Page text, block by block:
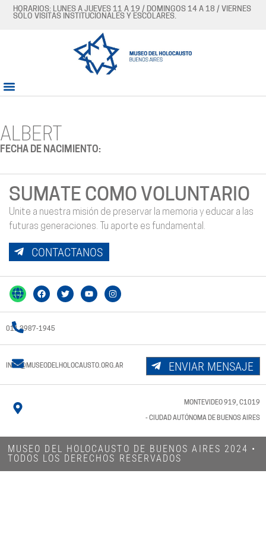
HORARIOS: LUNES A JUEVES 11 A 19 / DOMINGOS 14 A 18 / VIERNES
SÓLO VISITAS INSTITUCIONALES Y ESCOLARES.
ALBERT
FECHA DE NACIMIENTO:
SUMATE COMO VOLUNTARIO
Unite a nuestra misión de preservar la memoria y educar a las
futuras generaciones. Tu aporte es fundamental.
CONTACTANOS
011 3987-1945
INFO@MUSEODELHOLOCAUSTO.ORG.AR ENVIAR MENSAJE
MONTEVIDEO 919, C1019
- CIUDAD AUTÓNOMA DE BUENOS AIRES
MUSEO DEL HOLOCAUSTO DE BUENOS AIRES 2024​ •
TODOS LOS DERECHOS RESERVADOS